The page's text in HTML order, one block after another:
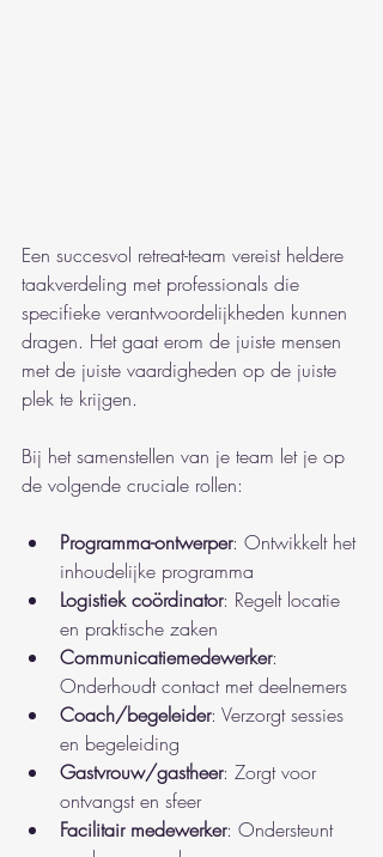
Een succesvol retreat-team vereist heldere
taakverdeling met professionals die
specifieke verantwoordelijkheden kunnen
dragen. Het gaat erom de juiste mensen
met de juiste vaardigheden op de juiste
plek te krijgen.
Bij het samenstellen van je team let je op
de volgende cruciale rollen:
Programma-ontwerper: Ontwikkelt het
inhoudelijke programma
Logistiek coördinator: Regelt locatie
en praktische zaken
Communicatiemedewerker:
Onderhoudt contact met deelnemers
Coach/begeleider: Verzorgt sessies
en begeleiding
Gastvrouw/gastheer: Zorgt voor
ontvangst en sfeer
Facilitair medewerker: Ondersteunt